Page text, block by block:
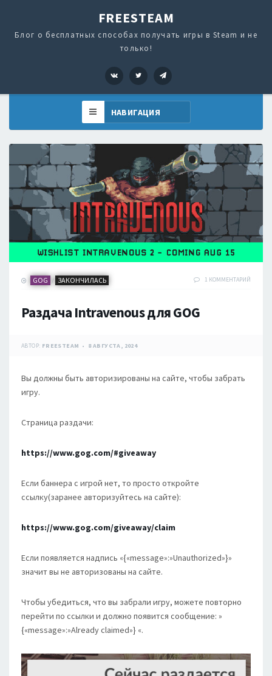
FREESTEAM
Блог о бесплатных способах получать игры в Steam и не
только!
VK Twitter
GOG / ЗАКОНЧИЛАСЬ 1 КОММЕНТАРИЙ
Раздача Intravenous для GOG
АВТОР: FREESTEAM 8 АВГУСТА, 2024
Вы должны быть авторизированы на сайте, чтобы забрать
игру.
Страница раздачи:
https://www.gog.com/#giveaway
Если баннера с игрой нет, то просто откройте
ссылку(заранее авторизуйтесь на сайте):
https://www.gog.com/giveaway/claim
Если появляется надпись «{«message»:»Unauthorized»}»
значит вы не авторизованы на сайте.
Чтобы убедиться, что вы забрали игру, можете повторно
перейти по ссылки и должно появится сообщение: »
{«message»:»Already claimed»} «.